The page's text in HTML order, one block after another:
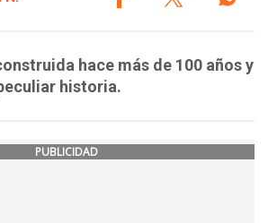
hace más de 100 años y
historia.
PUBLICIDAD